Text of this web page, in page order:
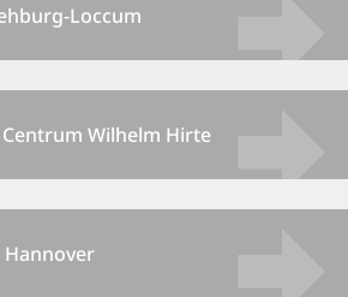
Loccum
Wilhelm Hirte